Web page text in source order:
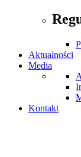
Aktualności
Media
Kontakt